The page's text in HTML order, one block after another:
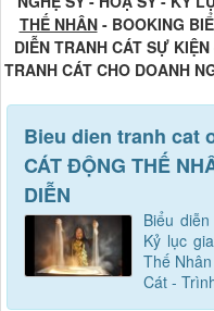
THẾ NHÂN- BOOKING
DIỄN TRANH CÁT SỰ
TRANH CÁT CHO DOANH
Bieu dien tranh cat
CÁT ĐỘNG THẾ
DIỄN
Biểu
Kỷ lục
Thế
Cát -